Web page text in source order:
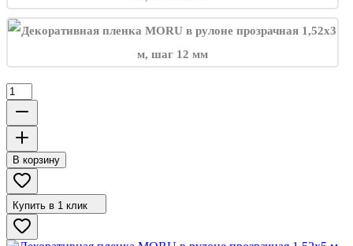
В корзину
Купить в 1 клик